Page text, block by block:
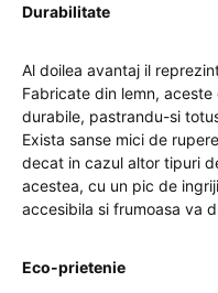
Durabilitate
Al doilea avantaj il
Fabricate din lemn,
durabile, pastrandu-si
Exista sanse mici de
decat in cazul altor tipuri
acestea, cu un pic de
accesibila si frumoasa va
Eco-prietenie